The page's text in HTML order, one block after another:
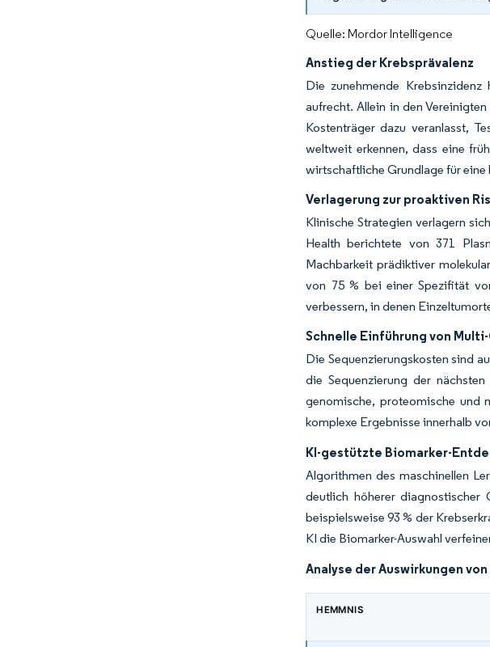
Quelle: Mordor Intelligence
Anstieg der Krebsprävalenz
Die zunehmende
aufrecht. Allein in den
Kostenträger dazu veranlasst,
weltweit erkennen, dass eine
wirtschaftliche Grundlage für
Verlagerung zur proaktiven
Klinische Strategien verlagern
Health berichtete von 371
Machbarkeit prädiktiver
von 75 % bei einer Spezifität
verbessern, in denen
Schnelle Einführung von
Die Sequenzierungskosten sind
die Sequenzierung der
genomische, proteomische und
komplexe Ergebnisse innerhalb
KI-gestützte Biomarker-
Algorithmen des maschinellen
deutlich höherer diagnostischer
beispielsweise 93 % der
KI die Biomarker-Auswahl
Analyse der Auswirkungen
HEMMNIS